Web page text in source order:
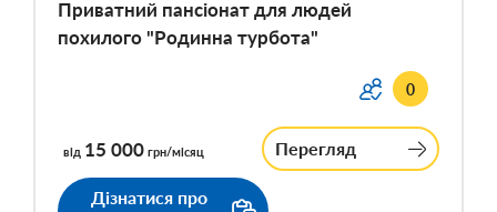
Приватний пансіонат для людей
похилого "Родинна турбота"
0
від 15 000 грн/місяц Перегляд
Дізнатися про